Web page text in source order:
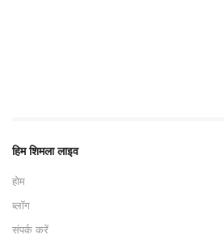
हिम शिमला लाइव
होम
ब्लॉग
संपर्क करें